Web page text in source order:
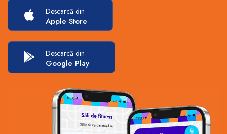
Descarcă din
Apple Store
Descarcă din
Google Play